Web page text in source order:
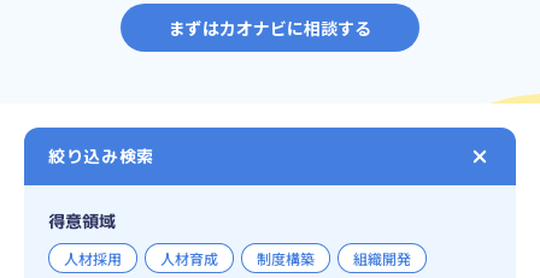
まずはカオナビに相談する
絞り込み検索
得意領域
人材採用 人材育成 制度構築
組織開発